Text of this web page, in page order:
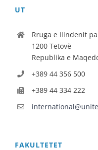
UT
Rruga e Ilindenit
1200 Tetovë
Republika e
+389 44 356 500
+389 44 334 222
FAKULTETET